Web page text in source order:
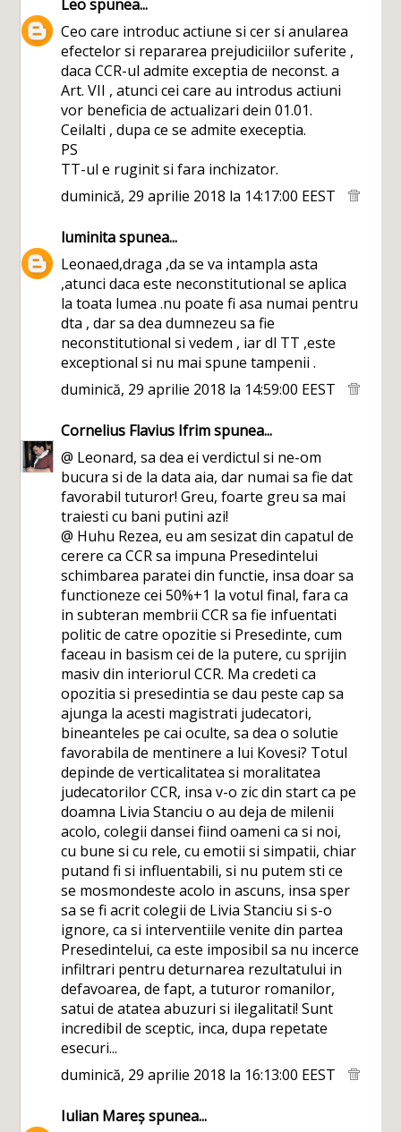
Leospunea...
Ceo care introduc actiune si cer si anularea
efectelor si repararea prejudiciilor suferite ,
daca CCR-ul admite exceptia de neconst. a
Art. VII , atunci cei care au introdus actiuni
vor beneficia de actualizari dein 01.01.
Ceilalti , dupa ce se admite execeptia.
PS
TT-ul e ruginit si fara inchizator.
duminică, 29 aprilie 2018 la 14:17:00 EEST
luminitaspunea...
Leonaed,draga ,da se va intampla asta
,atunci daca este neconstitutional se aplica
la toata lumea .nu poate fi asa numai pentru
dta , dar sa dea dumnezeu sa fie
neconstitutional si vedem , iar dl TT ,este
exceptional si nu mai spune tampenii .
duminică, 29 aprilie 2018 la 14:59:00 EEST
Cornelius Flavius Ifrimspunea...
@ Leonard, sa dea ei verdictul si ne-om
bucura si de la data aia, dar numai sa fie dat
favorabil tuturor! Greu, foarte greu sa mai
traiesti cu bani putini azi!
@ Huhu Rezea, eu am sesizat din capatul de
cerere ca CCR sa impuna Presedintelui
schimbarea paratei din functie, insa doar sa
functioneze cei 50%+1 la votul final, fara ca
in subteran membrii CCR sa fie infuentati
politic de catre opozitie si Presedinte, cum
faceau in basism cei de la putere, cu sprijin
masiv din interiorul CCR. Ma credeti ca
opozitia si presedintia se dau peste cap sa
ajunga la acesti magistrati judecatori,
bineanteles pe cai oculte, sa dea o solutie
favorabila de mentinere a lui Kovesi? Totul
depinde de verticalitatea si moralitatea
judecatorilor CCR, insa v-o zic din start ca pe
doamna Livia Stanciu o au deja de milenii
acolo, colegii dansei fiind oameni ca si noi,
cu bune si cu rele, cu emotii si simpatii, chiar
putand fi si influentabili, si nu putem sti ce
se mosmondeste acolo in ascuns, insa sper
sa se fi acrit colegii de Livia Stanciu si s-o
ignore, ca si interventiile venite din partea
Presedintelui, ca este imposibil sa nu incerce
infiltrari pentru deturnarea rezultatului in
defavoarea, de fapt, a tuturor romanilor,
satui de atatea abuzuri si ilegalitati! Sunt
incredibil de sceptic, inca, dupa repetate
esecuri...
duminică, 29 aprilie 2018 la 16:13:00 EEST
Iulian Mareșspunea...